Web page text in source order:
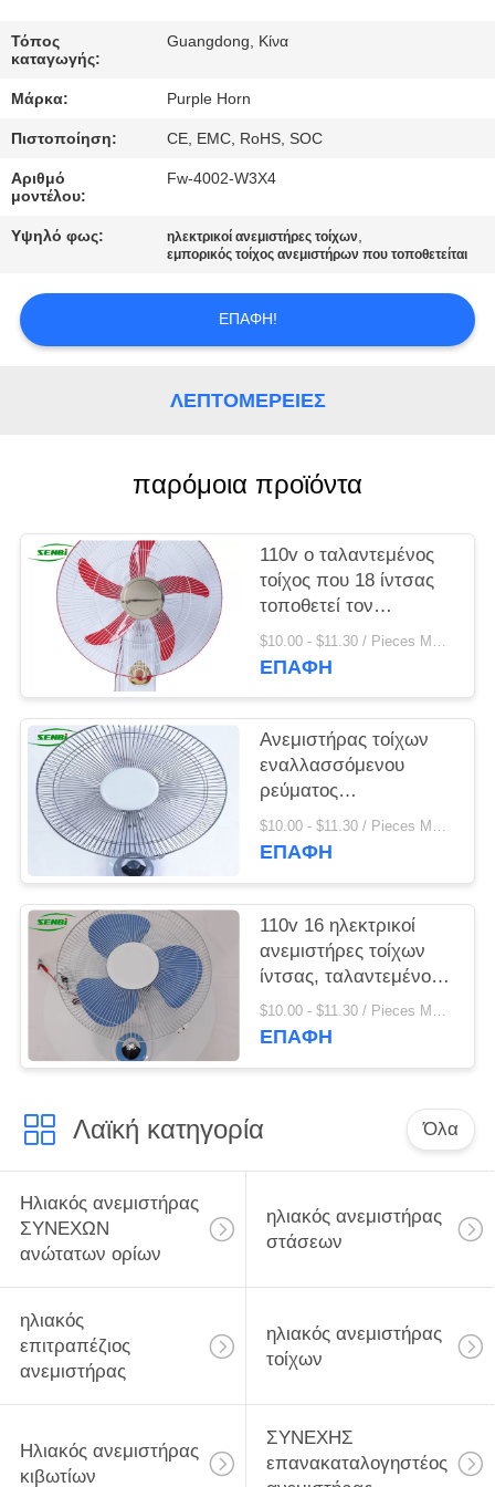
ΜΑΣ
ΕΛΆΤΕ
ΣΕ
ΕΠΑΦΉ
ΜΕ
ΖΗΤΉΣΤΕ
ΈΝΑ
POLICY
Τόπος
καταγωγής:
Guangdong, Κίνα
Μάρκα: Purple Horn
Πιστοποίηση: CE, EMC, RoHS, SOC
Αριθμό
μοντέλου:
Fw-4002-W3X4
Υψηλό φως: ηλεκτρικοί ανεμιστήρες τοίχων,
εμπορικός τοίχος ανεμιστήρων που τοποθετείται
ΕΠΑΦΉ!
ΛΕΠΤΟΜΈΡΕΙΕΣ
παρόμοια προϊόντα
110v ο ταλαντεμένος
τοίχος που 18 ίντσας
τοποθετεί τον
ανεμιστήρα 40W
εύκολο λειτουργούν με
$10.00 - $11.30 / Pieces MOQ:500 Piece / Τεμάχια
ΕΠΑΦΉ
Ανεμιστήρας τοίχων
εναλλασσόμενου
ρεύματος
τηλεχειρισμού cOem,
ηλεκτρικός
$10.00 - $11.30 / Pieces MOQ:500 Piece / Τεμάχια
ΕΠΑΦΉ
110v 16 ηλεκτρικοί
ανεμιστήρες τοίχων
ίντσας, ταλαντεμένος
ανεμιστήρας τοίχων
τηλεχειρισμού
$10.00 - $11.30 / Pieces MOQ:500 Piece / Τεμάχια
ΕΠΑΦΉ
Λαϊκή κατηγορία Όλα
Ηλιακός ανεμιστήρας
ΣΥΝΕΧΩΝ
ανώτατων ορίων
ηλιακός ανεμιστήρας
στάσεων
ηλιακός
επιτραπέζιος
ανεμιστήρας
ηλιακός ανεμιστήρας
τοίχων
Ηλιακός ανεμιστήρας
κιβωτίων
ΣΥΝΕΧΗΣ
επανακαταλογηστέος